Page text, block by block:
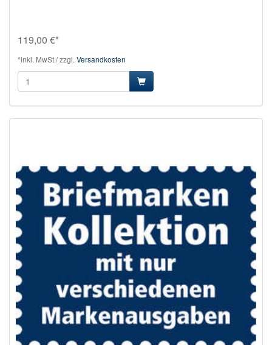
119,00 €*
*inkl. MwSt./ zzgl. Versandkosten